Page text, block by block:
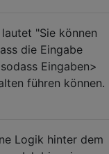
"Sie können
die Eingabe
Eingaben>
führen können.
Logik hinter dem